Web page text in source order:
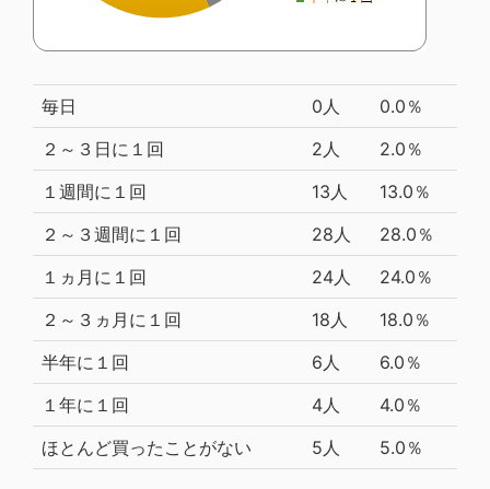
毎日 0人
0.0％
２～３日に１回
2人
2.0％
１週間に１回
13人
13.0％
２～３週間に１回
28人
28.0％
１ヵ月に１回
24人
24.0％
２～３ヵ月に１回
18人
18.0％
半年に１回
6人
6.0％
１年に１回
4人
4.0％
ほとんど買ったことがない
5人 5.0％